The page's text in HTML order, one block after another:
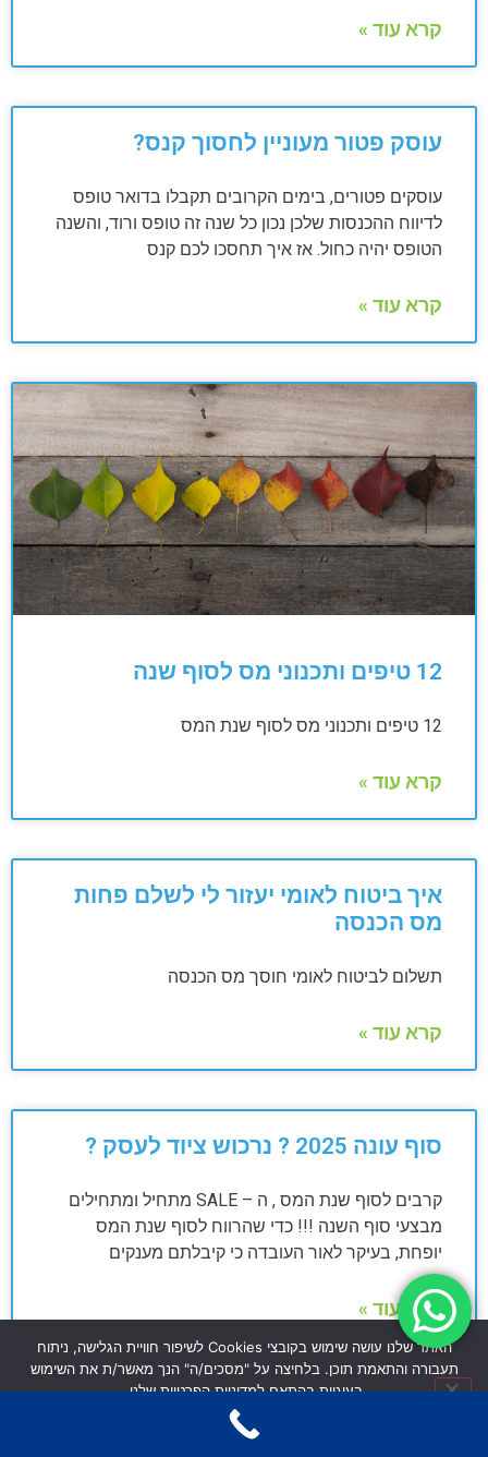
קרא עוד »
עוסק פטור מעוניין לחסוך קנס?
עוסקים פטורים, בימים הקרובים תקבלו בדואר טופס
לדיווח ההכנסות שלכן נכון כל שנה זה טופס ורוד, והשנה
הטופס יהיה כחול. אז איך תחסכו לכם קנס
קרא עוד »
12 טיפים ותכנוני מס לסוף שנה
12 טיפים ותכנוני מס לסוף שנת המס
קרא עוד »
איך ביטוח לאומי יעזור לי לשלם פחות
מס הכנסה
תשלום לביטוח לאומי חוסך מס הכנסה
קרא עוד »
סוף עונה 2025 ? נרכוש ציוד לעסק ?
קרבים לסוף שנת המס , ה – SALE מתחיל ומתחילים
מבצעי סוף השנה !!! כדי שהרווח לסוף שנת המס
יופחת, בעיקר לאור העובדה כי קיבלתם מענקים
קרא עוד »
איך להיות מוכנים להצהרת ההון
האתר שלנו עושה שימוש בקובצי Cookies לשיפור חוויית הגלישה, ניתוח
תעבורה והתאמת תוכן. בלחיצה על "מסכים/ה" הנך מאשר/ת את השימוש
בעוגיות בהתאם למדיניות הפרטיות שלנו.
לא מסכים/ה